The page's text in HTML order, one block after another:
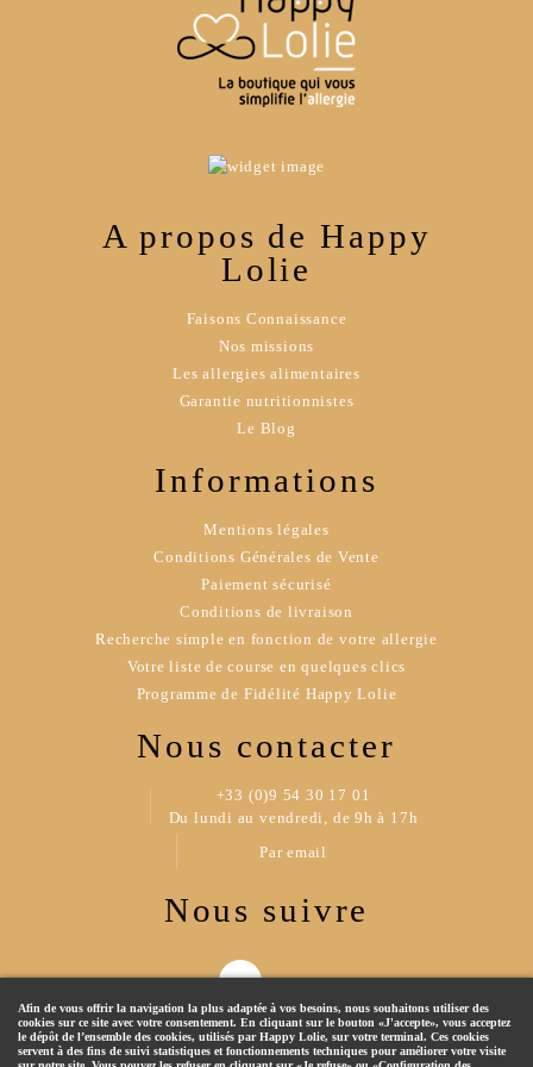
Afin de vous offrir la navigation la plus adaptée à vos besoins, nous souhaitons utiliser des
cookies sur ce site avec votre consentement. En cliquant sur le bouton «J'accepte», vous acceptez
le dépôt de l’ensemble des cookies, utilisés par Happy Lolie, sur votre terminal. Ces cookies
servent à des fins de suivi statistiques et fonctionnements techniques pour améliorer votre visite
A propos de Happy
Lolie
Faisons Connaissance
Nos missions
Les allergies alimentaires
Garantie nutritionnistes
Le Blog
Informations
Mentions légales
Conditions Générales de Vente
Paiement sécurisé
Conditions de livraison
Recherche simple en fonction de votre allergie
Votre liste de course en quelques clics
Programme de Fidélité Happy Lolie
Nous contacter
+33 (0)9 54 30 17 01
Du lundi au vendredi, de 9h à 17h
Par email
Nous suivre